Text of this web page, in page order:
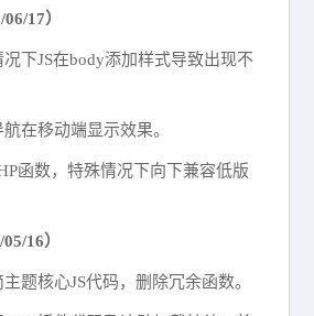
17）
下JS在body添加样式导致出现不
在移动端显示效果。
函数，特殊情况下向下兼容低版
16）
题核心JS代码，删除冗余函数。